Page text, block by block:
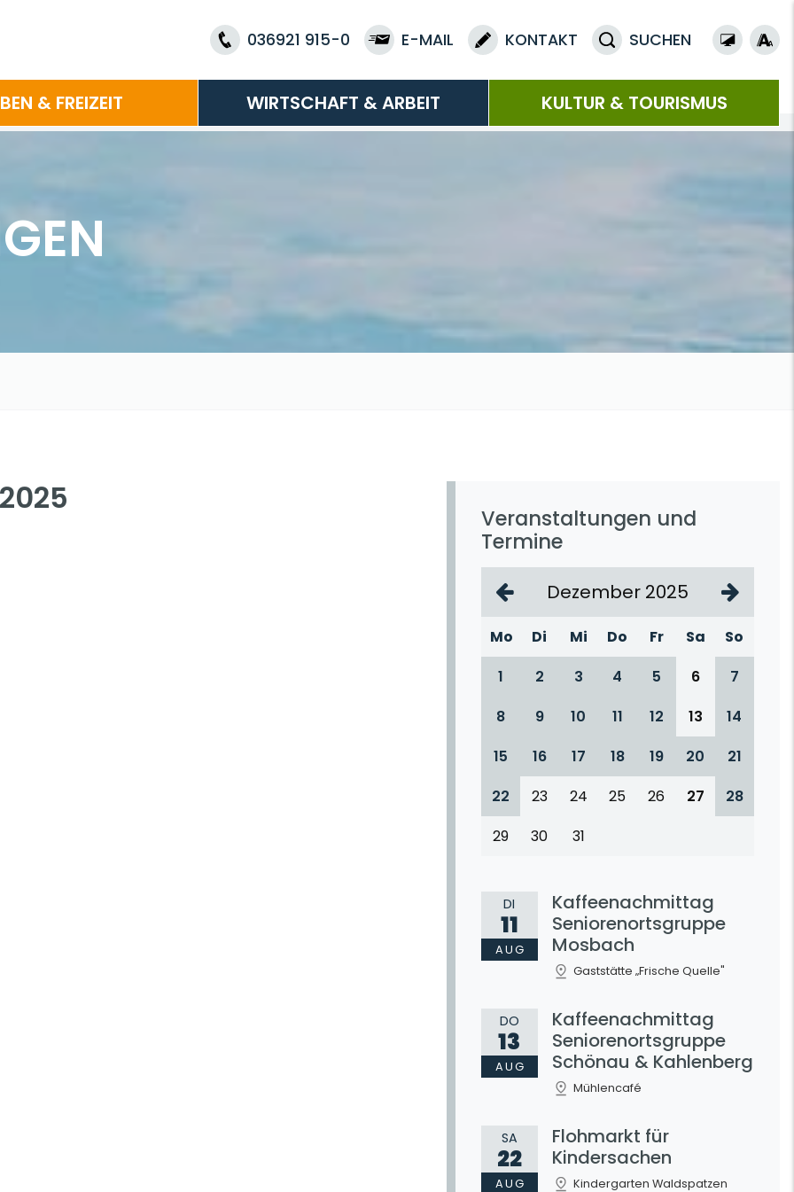
036921 915-0 E-MAIL KONTAKT SUCHEN
& FREIZEIT WIRTSCHAFT & ARBEIT KULTUR & TOURISMUS
Veranstaltungen und
Termine
Dezember 2025
Mo Di Mi Do Fr Sa
So
1
2 3 4 5 6
7
8
9 10 11 12 13
14
15
16 17 18 19 20
21
22
23 24 25 26 27
28
29
30 31
DI
11
AUG
Kaffeenachmittag
Seniorenortsgruppe
Mosbach
Gaststätte „Frische Quelle"
DO
13
AUG
Kaffeenachmittag
Seniorenortsgruppe
Schönau & Kahlenberg
Mühlencafé
SA
22
AUG
Flohmarkt für
Kindersachen
Kindergarten Waldspatzen